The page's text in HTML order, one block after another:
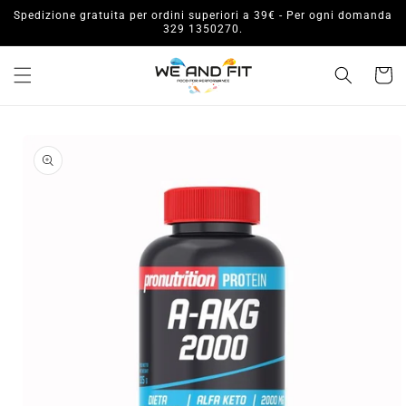
direttamente
Spedizione gratuita per ordini superiori a 39€ - Per ogni domanda
329 1350270.
Carrello
informazioni
sul prodotto